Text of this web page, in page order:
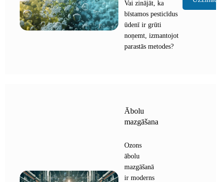
Vai zinājāt, ka
bīstamos pesticīdus
ūdenī ir grūti
noņemt, izmantojot
parastās metodes?
Ābolu
mazgāšana
Ozons
ābolu
mazgāšanā
ir moderns